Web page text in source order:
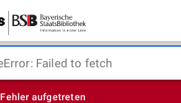
Failed to fetch
aufgetreten